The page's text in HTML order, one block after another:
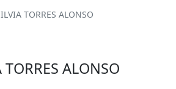
TORRES ALONSO
TORRES ALONSO